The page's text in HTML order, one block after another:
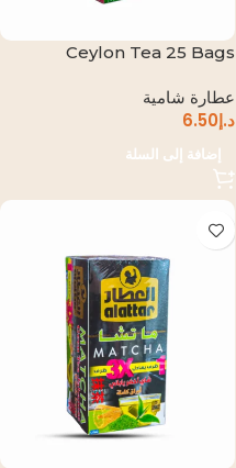
Ceylon Tea 25 Bags
عطارة شامية
د.إ6.50
إضافة إلى السلة